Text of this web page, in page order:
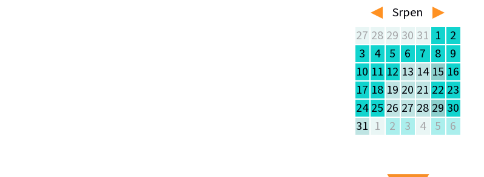
left Srpen right
27 28 29 30 31 1
2
3
4 5 6 7 8 9
10 11 12 13 14 15 16
17 18 19 20 21 22 23
24 25 26 27 28 29 30
31 1 2 3 4 5 6